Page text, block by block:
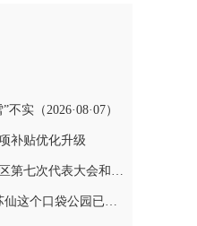
实（2026·08·07）
补贴优化升级
中国共产党郴州市苏仙区第七次代表大会和第七届委员会第一次全体会议、第七届纪律检查委员会第一次全体会议选举结果
15000㎡！带足球场！苏仙这个口袋公园已对外开放